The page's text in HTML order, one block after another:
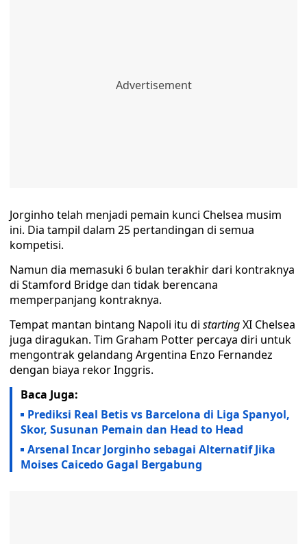
Jorginho telah menjadi pemain kunci Chelsea musim
ini. Dia tampil dalam 25 pertandingan di semua
kompetisi.
Namun dia memasuki 6 bulan terakhir dari kontraknya
di Stamford Bridge dan tidak berencana
memperpanjang kontraknya.
Tempat mantan bintang Napoli itu di startingXI Chelsea
juga diragukan. Tim Graham Potter percaya diri untuk
mengontrak gelandang Argentina Enzo Fernandez
dengan biaya rekor Inggris.
Baca Juga:
Prediksi Real Betis vs Barcelona di Liga Spanyol,
Skor, Susunan Pemain dan Head to Head
Arsenal Incar Jorginho sebagai Alternatif Jika
Moises Caicedo Gagal Bergabung